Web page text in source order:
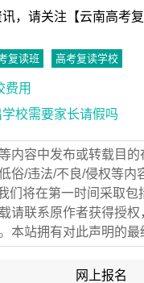
，请关注【云南高考
复读班 高考复读学校
费用
校需要家长请假吗
内容中发布或转载目
俗/违法/不良/侵权等内
们将在第一时间采取
请联系原作者获得授
本站拥有对此声明的最
网上报名